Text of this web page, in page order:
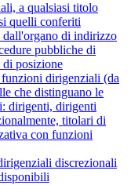
a qualsiasi titolo
quelli conferiti
dall'organo di indirizzo
pubbliche di
di posizione
dirigenziali (da
che distinguano le
dirigenti, dirigenti
titolari di
con funzioni
discrezionali